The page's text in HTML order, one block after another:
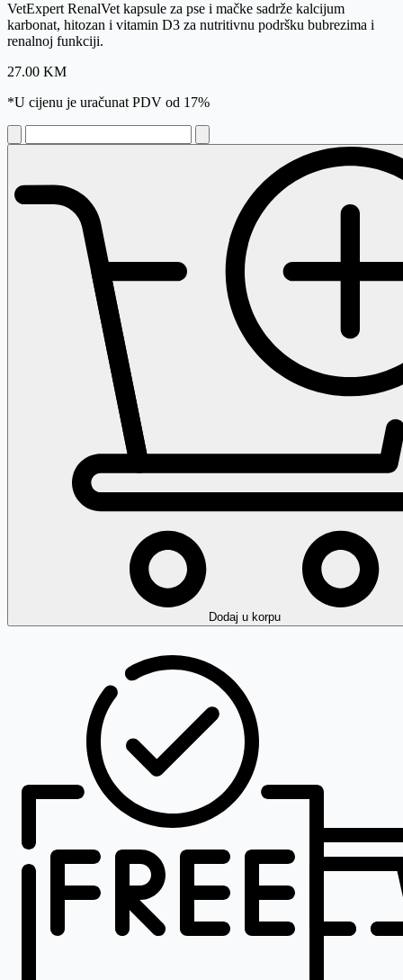
VetExpert RenalVet kapsule za pse i mačke sadrže kalcijum
karbonat, hitozan i vitamin D3 za nutritivnu podršku bubrezima i
renalnoj funkciji.
27.00 KM
*U cijenu je uračunat PDV od 17%
Dodaj u korpu